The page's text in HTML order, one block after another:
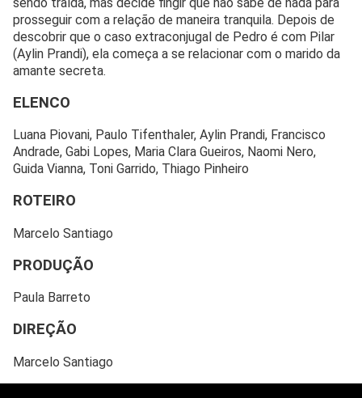
prosseguir com a relação de maneira tranquila. Depois de
descobrir que o caso extraconjugal de Pedro é com Pilar
(Aylin Prandi), ela começa a se relacionar com o marido da
amante secreta.
ELENCO
Luana Piovani, Paulo Tifenthaler, Aylin Prandi, Francisco
Andrade, Gabi Lopes, Maria Clara Gueiros, Naomi Nero,
Guida Vianna, Toni Garrido, Thiago Pinheiro
ROTEIRO
Marcelo Santiago
PRODUÇÃO
Paula Barreto
DIREÇÃO
Marcelo Santiago